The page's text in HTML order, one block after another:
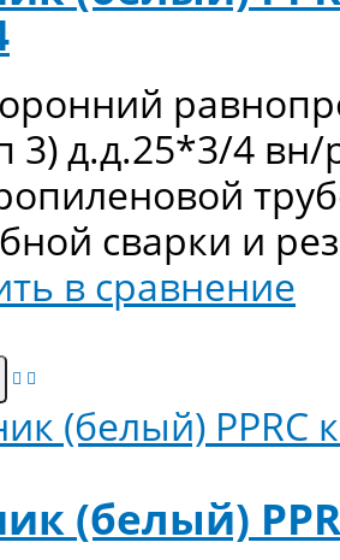
3) д.д.25*3/4
сварки и
в сравнение
(белый)